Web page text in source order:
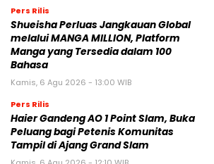
Pers Rilis
Shueisha Perluas Jangkauan Global
melalui MANGA MILLION, Platform
Manga yang Tersedia dalam 100
Bahasa
Kamis, 6 Agu 2026 - 13:00 WIB
Pers Rilis
Haier Gandeng AO 1 Point Slam, Buka
Peluang bagi Petenis Komunitas
Tampil di Ajang Grand Slam